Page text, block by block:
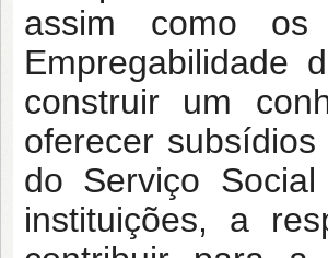
assim como os
Empregabilidade
construir um
oferecer
do Serviço
instituições, a